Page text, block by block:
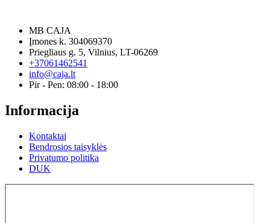
MB CAJA
Įmones k. 304069370
Priegliaus g. 5, Vilnius, LT-06269
+37061462541
info@caja.lt
Pir - Pen: 08:00 - 18:00
Informacija
Kontaktai
Bendrosios taisyklės
Privatumo politika
DUK